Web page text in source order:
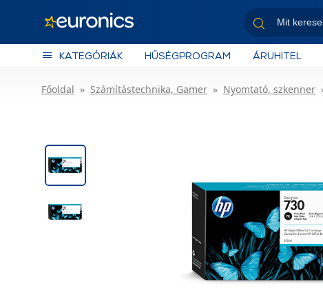
KATEGÓRIÁK HŰSÉGPROGRAM ÁRUHITEL
Főoldal Számítástechnika, Gamer Nyomtató, szkenner